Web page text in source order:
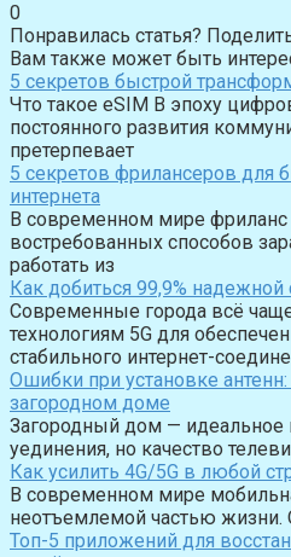
0
Понравилась статья?
Вам также может быть
5 секретов быстрой
Что такое eSIM В эпоху
постоянного развития
претерпевает
5 секретов фрилансеров для
интернета
В современном мире фриланс
востребованных способов
работать из
Как добиться 99,9% надежной
Современные города всё
технологиям 5G для
стабильного интернет-
Ошибки при установке антенн:
загородном доме
Загородный дом — идеальное
уединения, но качество
Как усилить 4G/5G в любой
В современном мире
неотъемлемой частью жизни.
Топ-5 приложений для